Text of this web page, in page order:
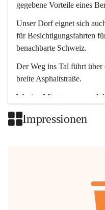
gegebene Vorteile eines
Unser Dorf eignet sich
für Besichtigungsfahrten
benachbarte Schweiz.
Der Weg ins Tal führt über
breite Asphaltstraße.
Wenige Minuten nur, und
Impressionen